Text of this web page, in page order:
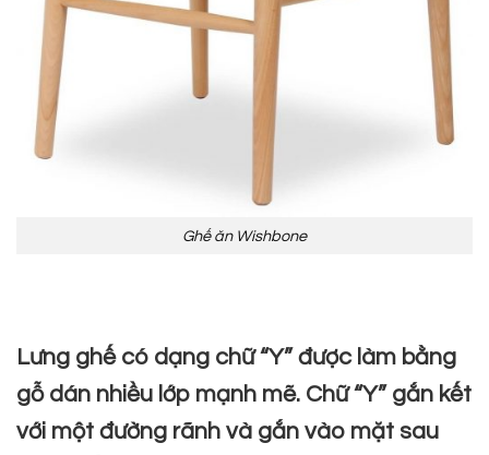
Ghế ăn Wishbone
Lưng ghế có dạng chữ “Y” được làm bằng
gỗ dán nhiều lớp mạnh mẽ. Chữ “Y” gắn kết
với một đường rãnh và gắn vào mặt sau